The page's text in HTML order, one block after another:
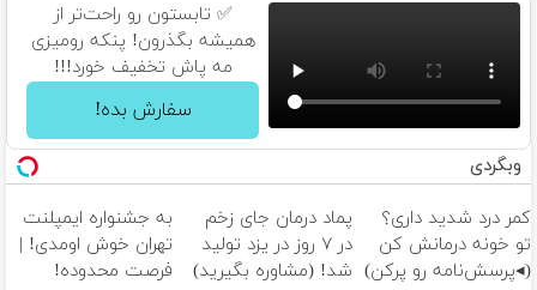
✅ تابستون رو راحت‌تر از
همیشه بگذرون! پنکه رومیزی
مه پاش تخفیف خورد!!!
سفارش بده!
وبگردی
کمر درد شدید داری؟
تو خونه درمانش کن
(◂پرسش‌نامه رو پرکن)
پماد درمان جای زخم
در ۷ روز در یزد تولید
شد! (مشاوره بگیرید)
به جشنواره ایمپلنت
تهران خوش اومدی! |
فرصت محدوده!